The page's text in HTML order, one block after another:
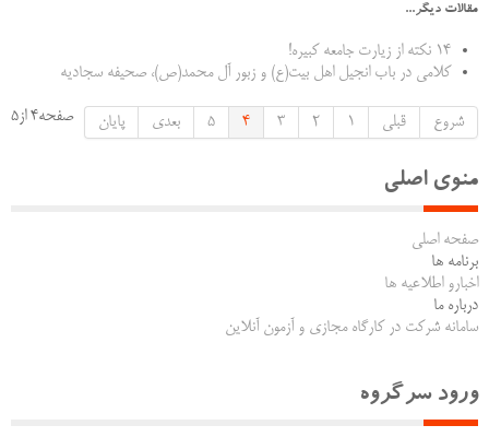
مقالات دیگر...
14 نکته از زیارت جامعه کبیره!
کلامی در باب انجيل اهل بيت(ع) و زبور آل محمد(ص)، صحیفه سجادیه
صفحه4 از5 شروع قبلی 1
2
3
4
5 بعدی پایان
منوی اصلی
صفحه اصلی
برنامه ها
اخبارو اطلاعیه ها
درباره ما
سامانه شرکت در کارگاه مجازی و آزمون آنلاین
ورود سرگروه